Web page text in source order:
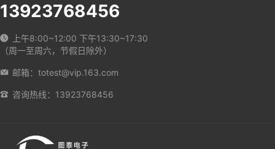
13923768456
上午8:00~12:00 下午13:30~17:30
（周一至周六，节假日除外）
邮箱：totest@vip.163.com
咨询热线：13923768456